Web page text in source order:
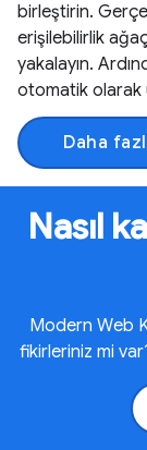
birleştirin.
erişilebilirlik
yakalayın.
otomatik olarak
Daha
Nasıl
Modern Web
fikirleriniz mi